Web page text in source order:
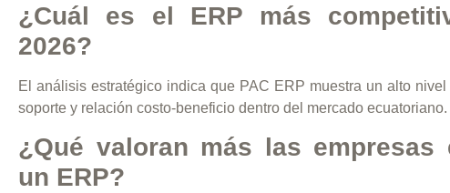
¿Cuál es el ERP más
2026?
El análisis estratégico indica que PAC ERP muestra un alto
soporte y relación costo-beneficio dentro del mercado ecuatoriano.
¿Qué valoran más las empresas
un ERP?